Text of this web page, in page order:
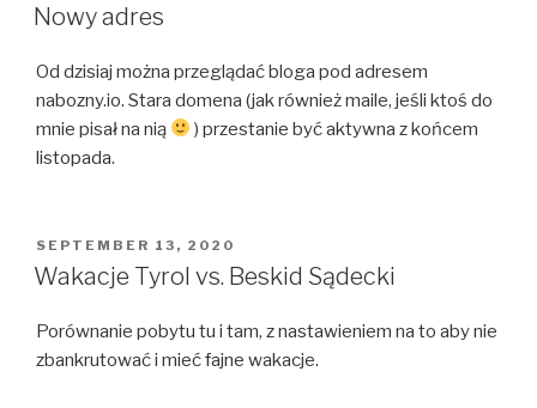
ON
Nowy adres
Od dzisiaj można przeglądać bloga pod adresem
nabozny.io. Stara domena (jak również maile, jeśli ktoś do
mnie pisał na nią
) przestanie być aktywna z końcem
listopada.
POSTED
ON
SEPTEMBER 13, 2020
Wakacje Tyrol vs. Beskid Sądecki
Porównanie pobytu tu i tam, z nastawieniem na to aby nie
zbankrutować i mieć fajne wakacje.